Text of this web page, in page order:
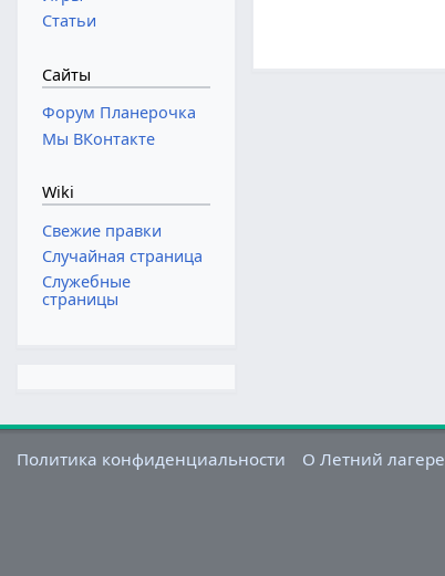
Статьи
Сайты
Форум Планерочка
Мы ВКонтакте
Wiki
Свежие правки
Случайная страница
Служебные
страницы
Политика конфиденциальности О Летний лагере